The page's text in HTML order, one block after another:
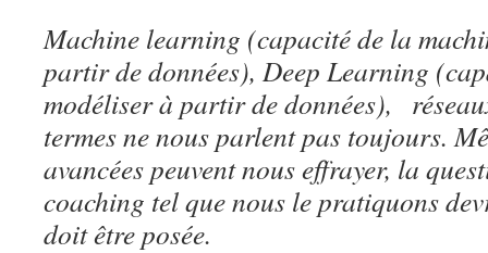
Machine learning (capacité de la
partir de données), Deep Learning
modéliser à partir de données),
termes ne nous parlent pas toujours.
avancées peuvent nous effrayer, la
coaching tel que nous le pratiquons
doit être posée.